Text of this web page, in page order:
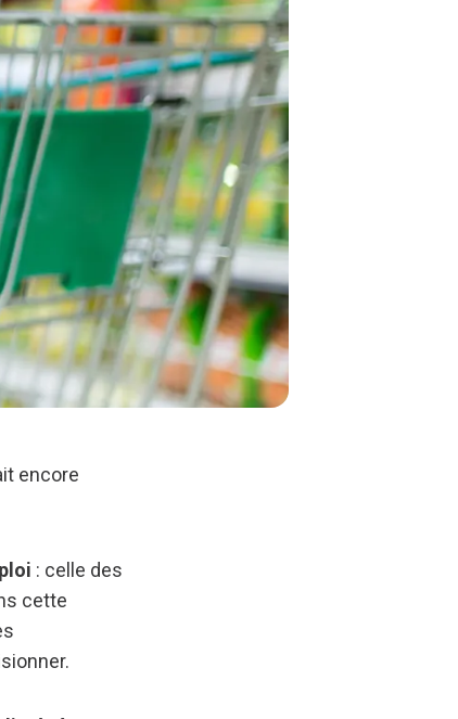
encore
: celle des
cette